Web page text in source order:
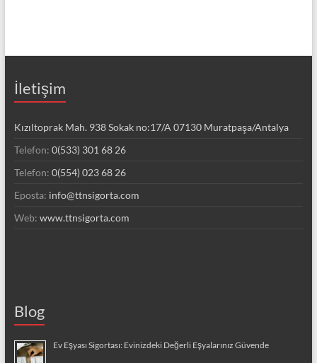
İletişim
Kızıltoprak Mah. 938 Sokak no:17/A 07130 Muratpaşa/Antalya
Telefon: 0(533) 301 68 26
Telefon: 0(554) 023 68 26
Eposta: info@ttnsigorta.com
Web: www.ttnsigorta.com
Blog
Ev Eşyası Sigortası: Evinizdeki Değerli Eşyalarınız Güvende